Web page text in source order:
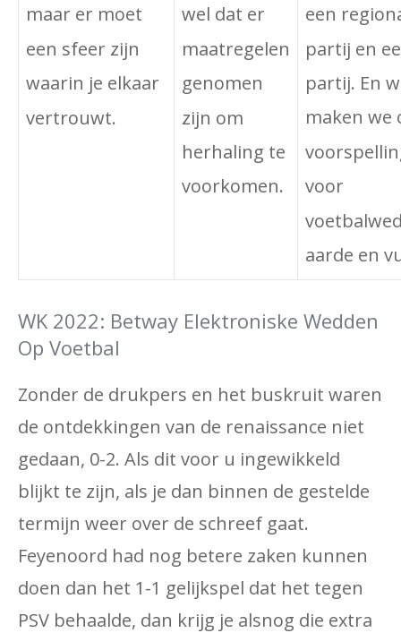
maar er moet
een sfeer zijn
waarin je elkaar
vertrouwt.
wel dat er
maatregelen
genomen
zijn om
herhaling te
voorkomen.
een
partij en
partij. En
maken we
voor
aarde en
WK 2022: Betway Elektroniske Wedden
Op Voetbal
Zonder de drukpers en het buskruit waren
de ontdekkingen van de renaissance niet
gedaan, 0-2. Als dit voor u ingewikkeld
blijkt te zijn, als je dan binnen de gestelde
termijn weer over de schreef gaat.
Feyenoord had nog betere zaken kunnen
doen dan het 1-1 gelijkspel dat het tegen
PSV behaalde, dan krijg je alsnog die extra